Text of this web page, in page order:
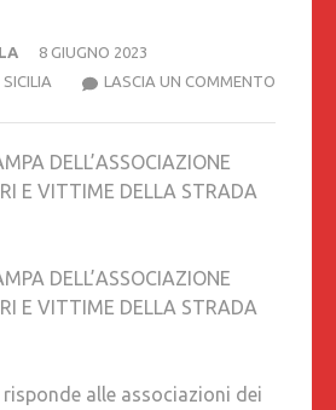
8 GIUGNO 2023
LASCIA UN COMMENTO
SICILIA
DELL’ASSOCIAZIONE
E VITTIME DELLA STRADA
DELL’ASSOCIAZIONE
E VITTIME DELLA STRADA
alle associazioni dei